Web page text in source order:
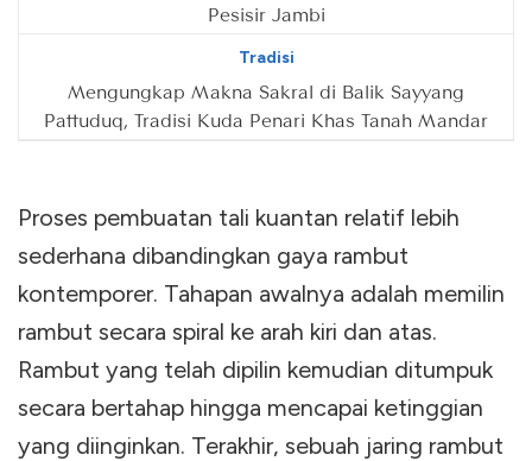
Pesisir Jambi
Tradisi
Mengungkap Makna Sakral di Balik Sayyang
Pattuduq, Tradisi Kuda Penari Khas Tanah Mandar
Proses pembuatan tali kuantan relatif lebih
sederhana dibandingkan gaya rambut
kontemporer. Tahapan awalnya adalah memilin
rambut secara spiral ke arah kiri dan atas.
Rambut yang telah dipilin kemudian ditumpuk
secara bertahap hingga mencapai ketinggian
yang diinginkan. Terakhir, sebuah jaring rambut